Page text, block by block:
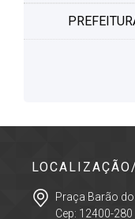
Praça Barão
Cep: 12400-